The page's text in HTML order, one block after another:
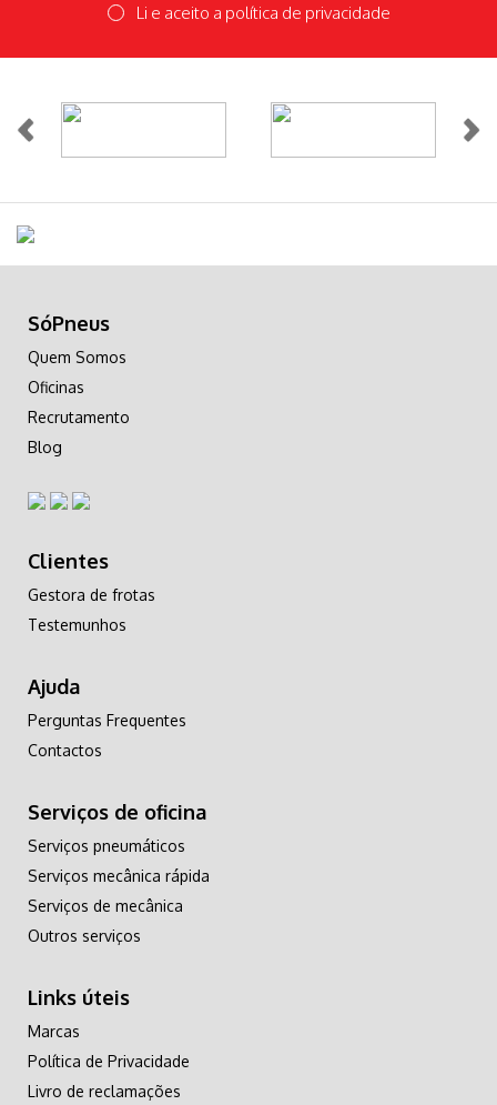
Li e aceito a política de privacidade
SóPneus
Quem Somos
Oficinas
Recrutamento
Blog
Clientes
Gestora de frotas
Testemunhos
Ajuda
Perguntas Frequentes
Contactos
Serviços de oficina
Serviços pneumáticos
Serviços mecânica rápida
Serviços de mecânica
Outros serviços
Links úteis
Marcas
Política de Privacidade
Livro de reclamações